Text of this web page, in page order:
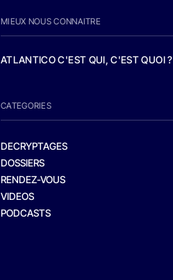
MIEUX NOUS CONNAITRE
ATLANTICO C'EST QUI, C'EST QUOI ?
CATEGORIES
DECRYPTAGES
DOSSIERS
RENDEZ-VOUS
VIDEOS
PODCASTS